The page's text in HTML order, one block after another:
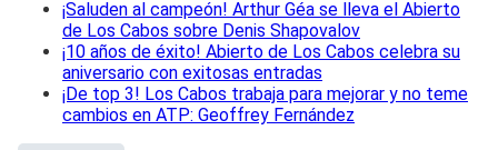
¡Saluden al campeón! Arthur Géa se lleva el Abierto
de Los Cabos sobre Denis Shapovalov
¡10 años de éxito! Abierto de Los Cabos celebra su
aniversario con exitosas entradas
¡De top 3! Los Cabos trabaja para mejorar y no teme
cambios en ATP: Geoffrey Fernández